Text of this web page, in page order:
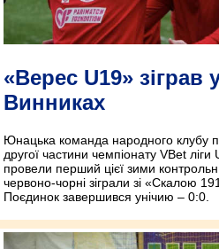
«Верес U19» зіграв
Винниках
Юнацька команда народного клубу
другої частини чемпіонату VBet ліги
провели перший цієї зими
червоно-чорні зіграли зі «Скалою
Поєдинок завершився унічию – 0:0.